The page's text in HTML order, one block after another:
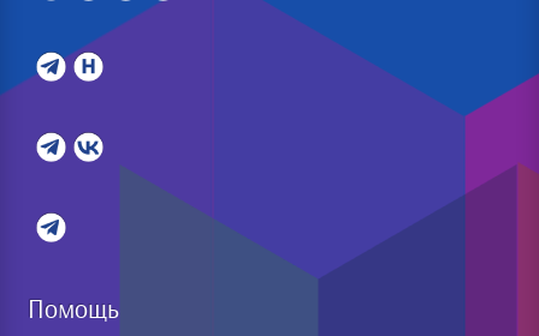
Помощь